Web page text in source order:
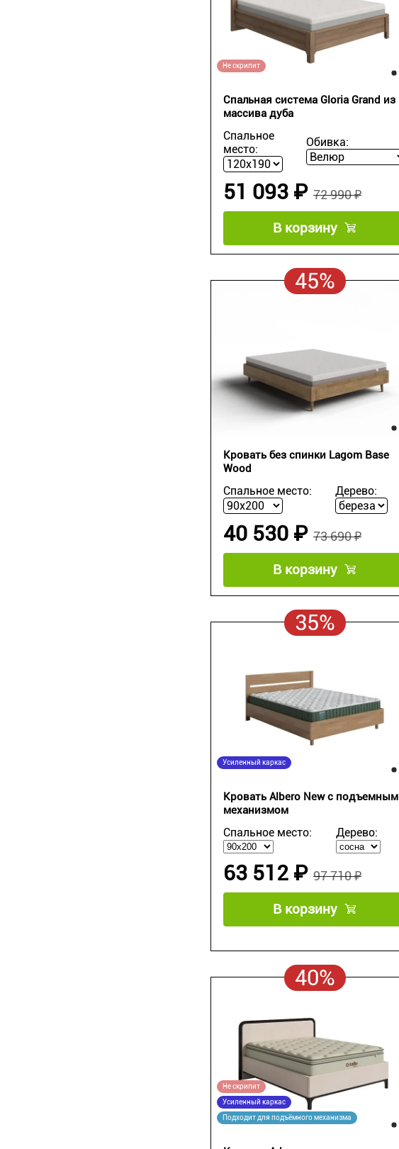
Не скрипит
Спальная система Gloria Grand из
массива дуба
Спальное
место:
Обивка:
72 990 ₽
51 093 ₽
В корзину
45%
Кровать без спинки Lagom Base
Wood
Спальное место: Дерево:
73 690 ₽
40 530 ₽
В корзину
35%
Усиленный каркас
Кровать Albero New с подъемным
механизмом
Спальное место: Дерево:
97 710 ₽
63 512 ₽
В корзину
40%
Не скрипит
Усиленный каркас
Подходит для подъёмного механизма